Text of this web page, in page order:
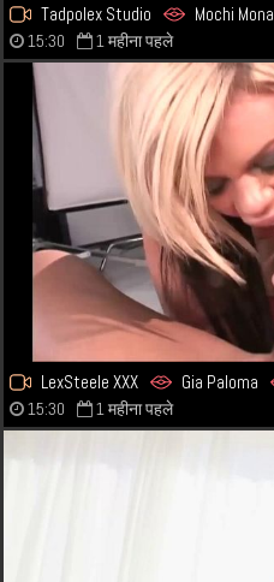
Tadpolex Studio Mochi Mona
15:30 1 महीना पहले
LexSteele XXX Gia Paloma
15:30 1 महीना पहले